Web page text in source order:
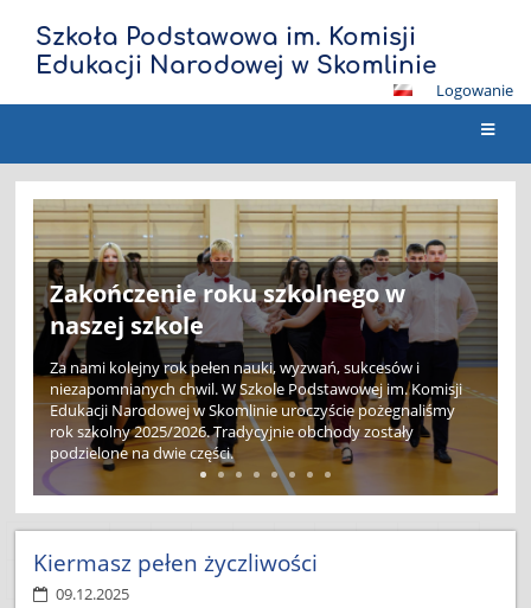
Szkoła Podstawowa im. Komisji
Edukacji Narodowej w Skomlinie
Logowanie
Strona
główna
XV Bieg Wiosny za nami. Deszcz nie
przeszkodził biegaczom!
Organizatorom udało się wykorzystać pogodowe okienka,
dzięki którym bezpiecznie przeprowadzono zarówno biegi
dla najmłodszych uczestników, jak i bieg główny ulicami
miejscowości.
Kiermasz pełen życzliwości
09.12.2025